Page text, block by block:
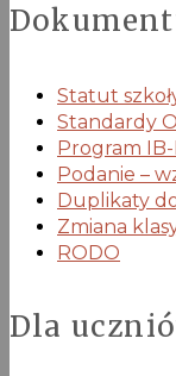
Statut
Standardy
Program
Podanie –
Duplikaty
Zmiana
RODO
Dla